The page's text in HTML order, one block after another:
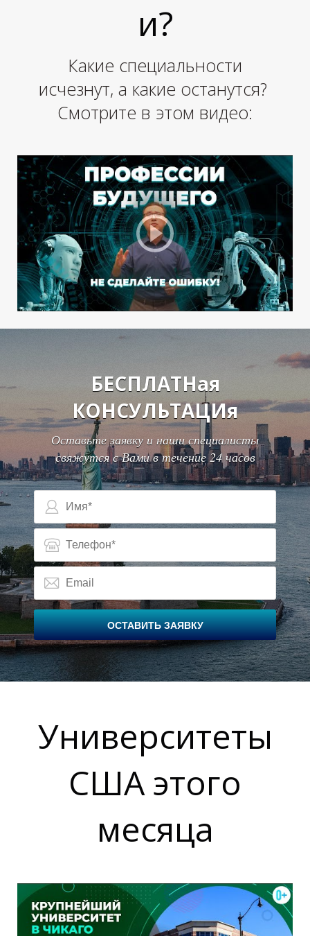
П
Л
Е
и?
Какие специальности
исчезнут, а какие останутся?
Смотрите в этом видео:
БЕСПЛАТНая
КОНСУЛЬТАЦИя
Оставьте заявку и наши специалисты
свяжутся с Вами в течение 24 часов
ОСТАВИТЬ ЗАЯВКУ
Университеты
США этого
месяца